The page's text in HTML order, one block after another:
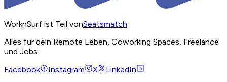
WorknSurf ist Teil vonSeatsmatch
Alles für dein Remote Leben, Coworking Spaces, Freelance
und Jobs.
Facebook
Instagram X LinkedIn